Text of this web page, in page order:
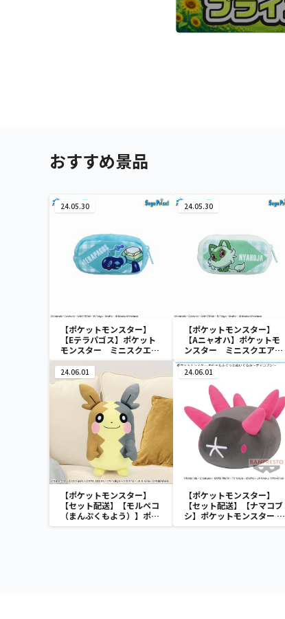
おすすめ景品
24.05.30
【ポケットモンスター】
【Eテラパゴス】ポケット
モンスター ミニスクエア
ポーチ
24.05.30
【ポケットモンスター】
【Aニャオハ】ポケットモ
ンスター ミニスクエアポ
ーチ
24.06.01
【ポケットモンスター】
【セット配送】【モルペコ
（まんぷくもよう）】ポケ
ットモンスター めちゃもふ
24.06.01
【ポケットモンスター】
【セット配送】【ナマコブ
シ】ポケットモンスター め
ちゃもふぐっとぬいぐるみ